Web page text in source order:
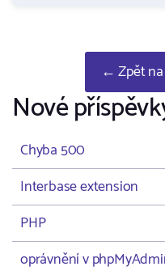
← Zpět
Nové
Chyba 500
Interbase extension
PHP
oprávnění v